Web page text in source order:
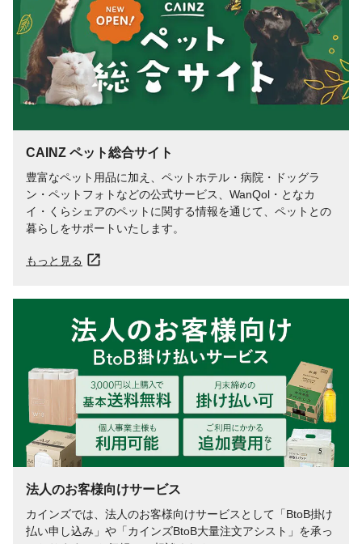
い場合もあります。何らかの異常に気 付
かれたときは与えるのを止め、早めに獣医
師に相談することをおすす めします。
生産国
日本
賞味期間（日）
製造日から730日
対象動物
ハムスター、モモンガ、ハリネズミ、フェ
ださい。 ●開封後は早めに与えてくださ
い。
CAINZ ペット総合サイト
豊富なペット用品に加え、ペットホテル・病院・ドッグラ
ン・ペットフォトなどの公式サービス、WanQol・となカ
イ・くらシェアのペットに関する情報を通じて、ペットとの
暮らしをサポートいたします。
もっと見る
法人のお客様向けサービス
カインズでは、法人のお客様向けサービスとして「BtoB掛け
払い申し込み」や「カインズBtoB大量注文アシスト」を承っ